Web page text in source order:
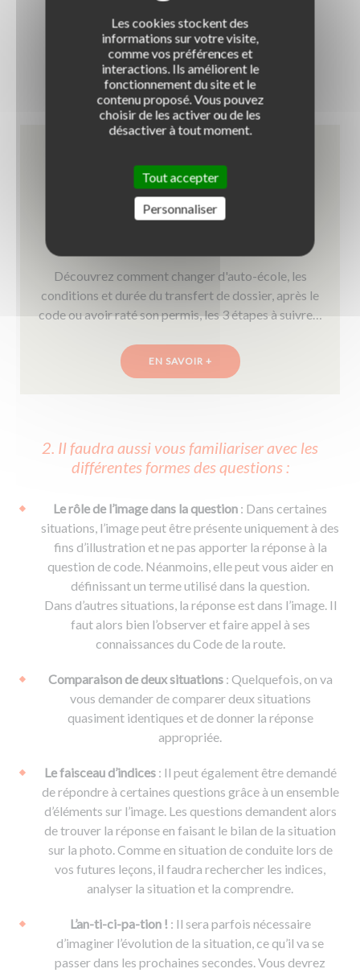
Découvrez comment changer d'auto-école, les
conditions et durée du transfert de dossier, après le
code ou avoir raté son permis, les 3 étapes à suivre…
EN SAVOIR +
2. Il faudra aussi vous familiariser avec les
différentes formes des questions :
Le rôle de l’image dans la question : Dans certaines
situations, l’image peut être présente uniquement à des
fins d’illustration et ne pas apporter la réponse à la
question de code. Néanmoins, elle peut vous aider en
définissant un terme utilisé dans la question.
Dans d’autres situations, la réponse est dans l’image. Il
faut alors bien l’observer et faire appel à ses
connaissances du Code de la route.
Comparaison de deux situations: Quelquefois, on va
vous demander de comparer deux situations
quasiment identiques et de donner la réponse
appropriée.
Le faisceau d’indices: Il peut également être demandé
de répondre à certaines questions grâce à un ensemble
d’éléments sur l’image. Les questions demandent alors
de trouver la réponse en faisant le bilan de la situation
sur la photo. Comme en situation de conduite lors de
vos futures leçons, il faudra rechercher les indices,
analyser la situation et la comprendre.
L’an-ti-ci-pa-tion !: Il sera parfois nécessaire
d’imaginer l’évolution de la situation, ce qu’il va se
passer dans les prochaines secondes. Vous devrez
Les cookies stockent des
informations sur votre visite,
comme vos préférences et
interactions. Ils améliorent le
fonctionnement du site et le
contenu proposé. Vous pouvez
choisir de les activer ou de les
désactiver à tout moment.
Tout accepter
Personnaliser